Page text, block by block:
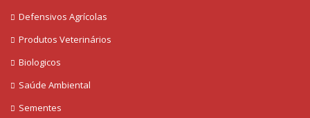
Defensivos Agrícolas
Produtos Veterinários
Biologicos
Saúde Ambiental
Sementes